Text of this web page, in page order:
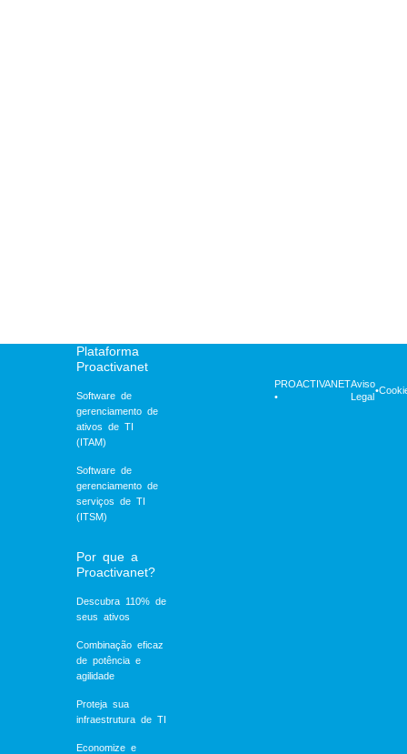
Plataforma
Proactivanet
Software de
gerenciamento de
ativos de TI
(ITAM)
Software de
gerenciamento de
serviços de TI
(ITSM)
Por que a
Proactivanet?
Descubra 110% de
seus ativos
Combinação eficaz
de potência e
agilidade
Proteja sua
infraestrutura de TI
Economize e
PROACTIVANET
•
Aviso
Legal
•